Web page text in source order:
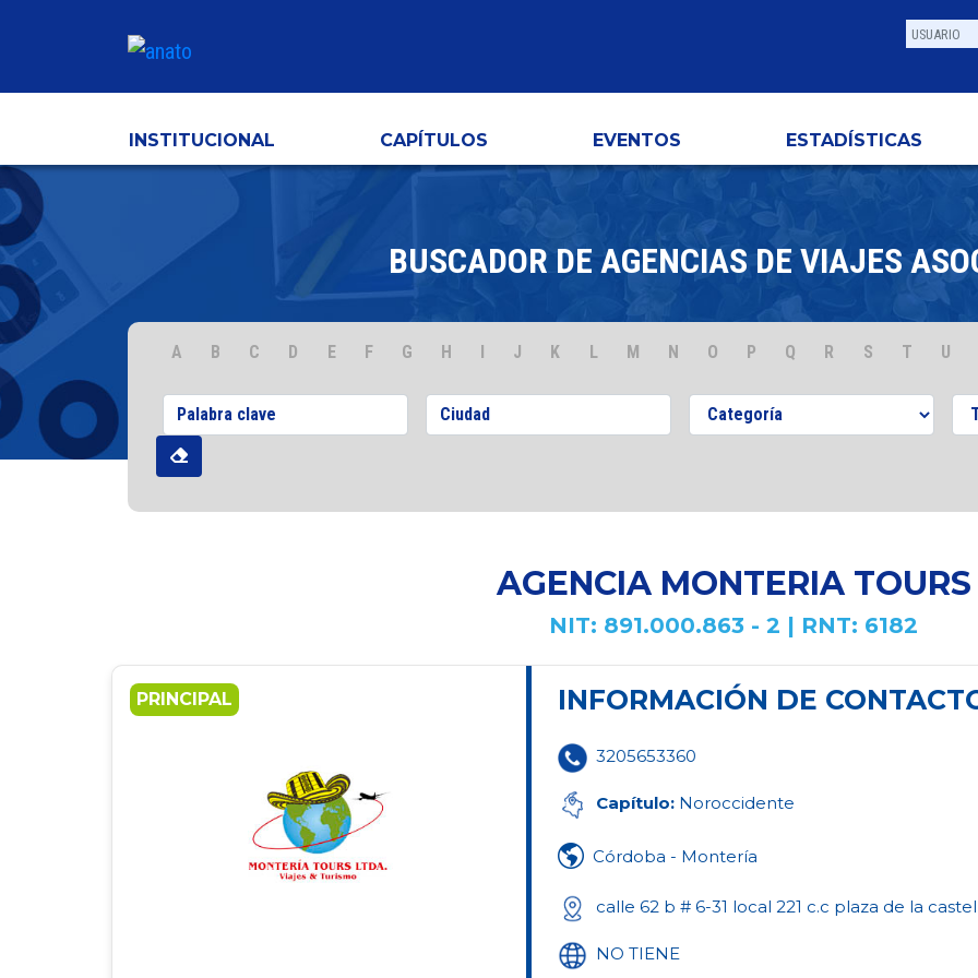
INSTITUCIONAL CAPÍTULOS EVENTOS ESTADÍSTICAS
BUSCADOR DE AGENCIAS DE VIAJES
A B C D E F G H I J K L M N O P Q R S T U
AGENCIA MONTERIA TOURS
NIT: 891.000.863 - 2 | RNT: 6182
PRINCIPAL INFORMACIÓN DE
3205653360
Capítulo: Noroccidente
Córdoba - Montería
calle 62 b # 6-31 local 221 c.c plaza de la
NO TIENE